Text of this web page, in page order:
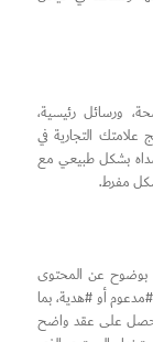
ورسائل رئيسية،
علامتك التجارية في
بشكل طبيعي مع
مفرط.
بوضوح عن المحتوى
أو #هدية، بما
احصل على عقد واضح